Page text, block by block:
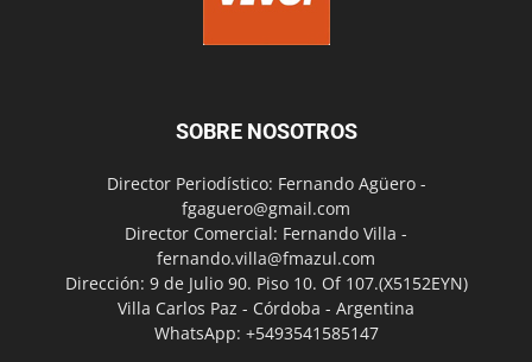
SOBRE NOSOTROS
Director Periodístico: Fernando Agüero -
fgaguero@gmail.com
Director Comercial: Fernando Villa -
fernando.villa@fmazul.com
Dirección: 9 de Julio 90. Piso 10. Of 107.(X5152EYN)
Villa Carlos Paz - Córdoba - Argentina
WhatsApp: +5493541585147